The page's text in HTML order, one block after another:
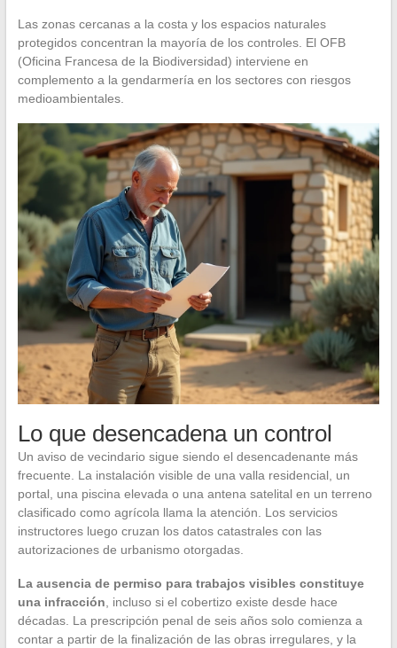
Las zonas cercanas a la costa y los espacios naturales
protegidos concentran la mayoría de los controles. El OFB
(Oficina Francesa de la Biodiversidad) interviene en
complemento a la gendarmería en los sectores con riesgos
medioambientales.
Lo que desencadena un control
Un aviso de vecindario sigue siendo el desencadenante más
frecuente. La instalación visible de una valla residencial, un
portal, una piscina elevada o una antena satelital en un terreno
clasificado como agrícola llama la atención. Los servicios
instructores luego cruzan los datos catastrales con las
autorizaciones de urbanismo otorgadas.
La ausencia de permiso para trabajos visibles constituye
una infracción, incluso si el cobertizo existe desde hace
décadas. La prescripción penal de seis años solo comienza a
contar a partir de la finalización de las obras irregulares, y la